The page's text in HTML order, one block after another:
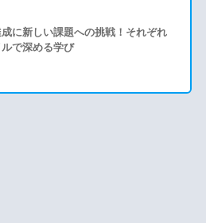
に新しい課題への挑戦！それぞれ
で深める学び